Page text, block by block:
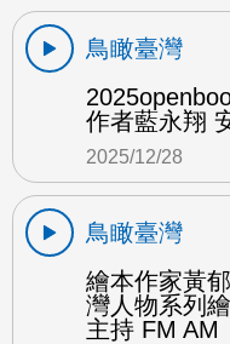
鳥瞰臺灣
作者藍永翔
2025/12/28
鳥瞰臺灣
繪本作家黃
灣人物系列
主持 FM AM